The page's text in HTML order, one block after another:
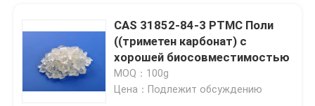
CAS 31852-84-3 PTMC Поли
((триметен карбонат) с
хорошей биосовместимостью
MOQ：100g
Цена：Подлежит обсуждению